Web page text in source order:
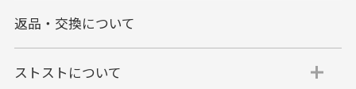
返品・交換について
ストストについて